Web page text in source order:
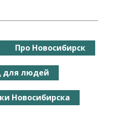
Про Новосибирск
для людей
Новосибирска